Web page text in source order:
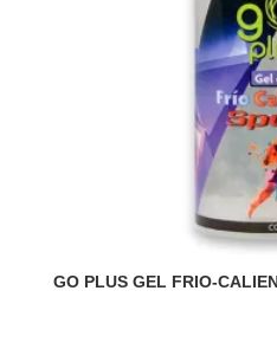
GO PLUS GEL FRIO-